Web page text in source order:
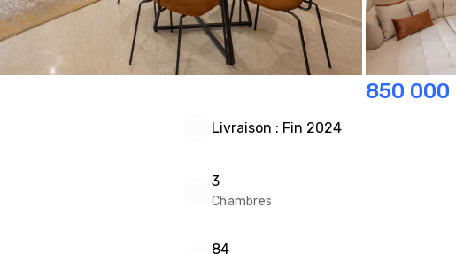
850 000
Livraison : Fin 2024
3
Chambres
84